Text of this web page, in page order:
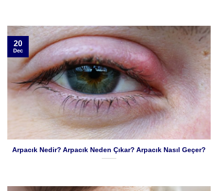
Arpacık Nedir? Arpacık Neden Çıkar? Arpacık Nasıl Geçer?
20
Dec